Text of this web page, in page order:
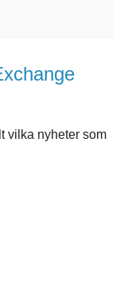
vilka nyheter som